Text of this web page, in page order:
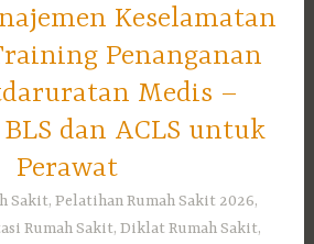
Keselamatan
Penanganan
Medis –
dan ACLS untuk
Perawat
Sakit, Pelatihan Rumah Sakit 2026,
Rumah Sakit, Diklat Rumah Sakit,